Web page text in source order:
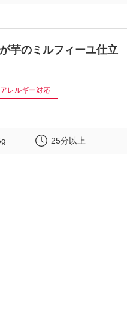
芋のミルフィーユ仕立
レルギー対応
25分以上